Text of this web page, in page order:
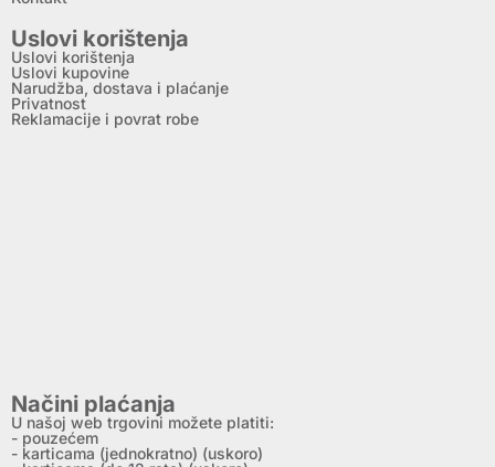
Uslovi korištenja
Uslovi korištenja
Uslovi kupovine
Narudžba, dostava i plaćanje
Privatnost
Reklamacije i povrat robe
Načini plaćanja
U našoj web trgovini možete platiti:
- pouzećem
- karticama (jednokratno) (uskoro)